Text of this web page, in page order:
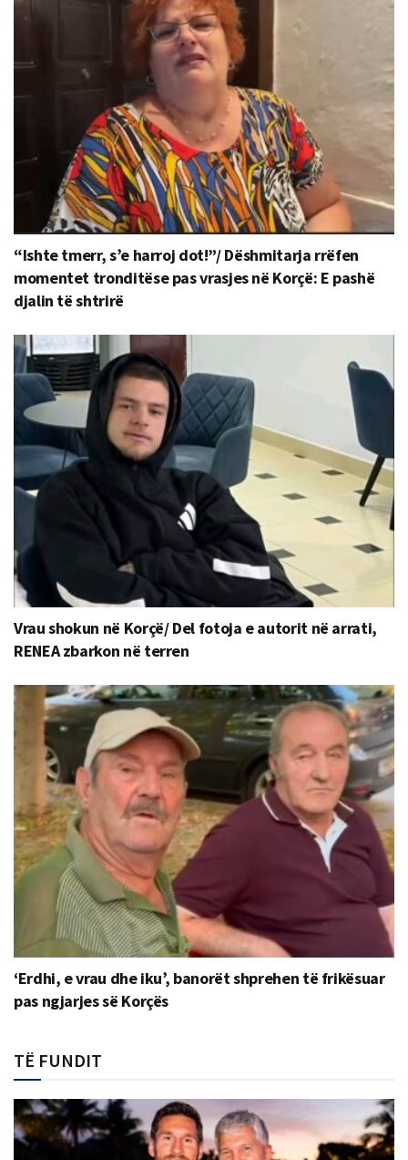
“Ishte tmerr, s’e harroj dot!”/ Dëshmitarja rrëfen
momentet tronditëse pas vrasjes në Korçë: E pashë
djalin të shtrirë
Vrau shokun në Korçë/ Del fotoja e autorit në arrati,
RENEA zbarkon në terren
‘Erdhi, e vrau dhe iku’, banorët shprehen të frikësuar
pas ngjarjes së Korçës
TË FUNDIT